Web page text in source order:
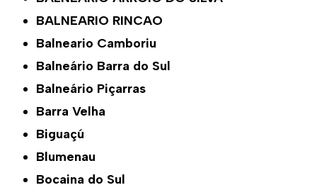
BALNEARIO RINCAO
Balneario Camboriu
Balneário Barra do Sul
Balneário Piçarras
Barra Velha
Biguaçú
Blumenau
Bocaina do Sul